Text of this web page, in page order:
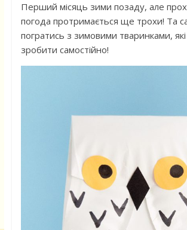
Перший місяць зими позаду, але
погода протримається ще трохи! Та
погратись з зимовими тваринками,
зробити самостійно!